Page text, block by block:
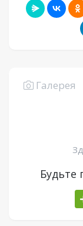
Галерея
Будьте